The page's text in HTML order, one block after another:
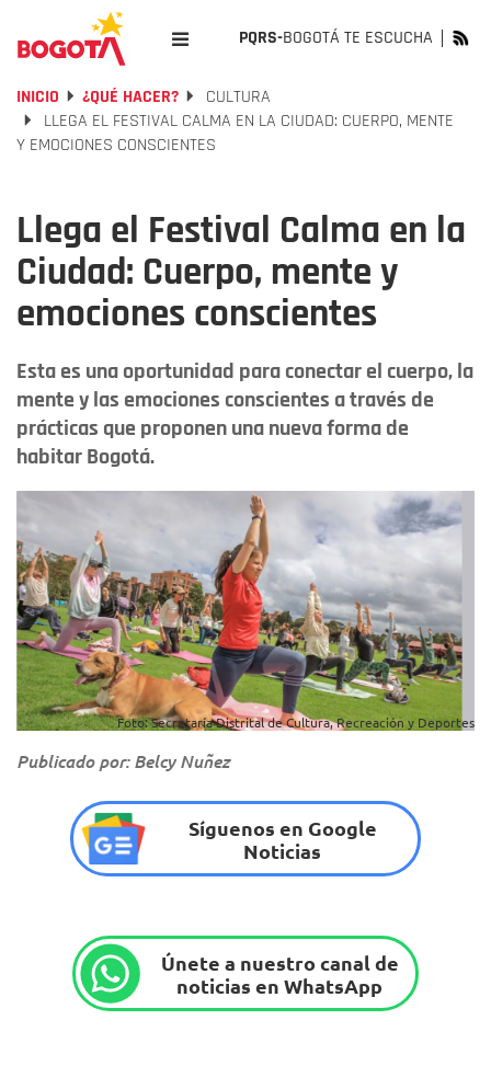
PQRS-BOGOTÁ TE ESCUCHA
INICIO ¿QUÉ HACER?
CULTURA
LLEGA EL FESTIVAL CALMA EN LA CIUDAD: CUERPO, MENTE
Y EMOCIONES CONSCIENTES
Llega el Festival Calma en la
Ciudad: Cuerpo, mente y
emociones conscientes
Esta es una oportunidad para conectar el cuerpo, la
mente y las emociones conscientes a través de
prácticas que proponen una nueva forma de
habitar Bogotá.
Foto: Secretaría Distrital de Cultura, Recreación y Deportes
Publicado por: Belcy Nuñez
Síguenos en Google
Noticias
Únete a nuestro canal de
noticias en WhatsApp